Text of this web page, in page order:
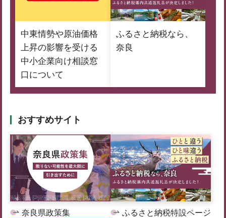
中東情勢や原油価格
上昇の影響を受ける
中小企業向け相談窓
口について
ふるさと納税なら、
奈良
おすすめサイト
奈良県政策集 ふるさと納税特設ページ